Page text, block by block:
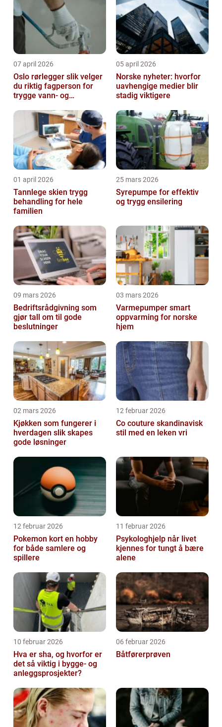
07 april 2026
Oslo rørlegger slik velger
du riktig fagperson for
trygge vann- og
05 april 2026
Norske nyheter: hvorfor
uavhengige medier blir
stadig viktigere
01 april 2026
Tannlege skien trygg
behandling for hele
familien
25 mars 2026
Syrepumpe for effektiv
og trygg ensilering
09 mars 2026
Bedriftsrådgivning som
gjør tall om til gode
beslutninger
03 mars 2026
Varmepumper smart
oppvarming for norske
hjem
02 mars 2026
Kjøkken som fungerer i
hverdagen slik skapes
gode løsninger
12 februar 2026
Co couture skandinavisk
stil med en leken vri
12 februar 2026
Pokemon kort en hobby
for både samlere og
spillere
11 februar 2026
Psykologhjelp når livet
kjennes for tungt å bære
alene
10 februar 2026
Hva er sha, og hvorfor er
det så viktig i bygge- og
anleggsprosjekter?
06 februar 2026
Båtførerprøven